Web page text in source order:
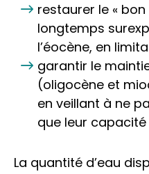
restaurer le «
longtemps
l’éocène, en
garantir le
(oligocène et
en veillant à ne
que leur
La quantité d’eau